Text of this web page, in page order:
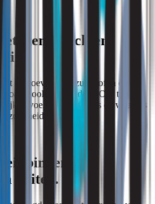
slechten
de hoeveelheid zuurstof in een
zoals koolstofdioxide (CO2) toe. Dit
gevoel in huis. Of als de waardes
binnen
buiten.